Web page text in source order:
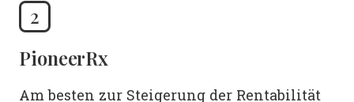
2
PioneerRx
Am besten zur Steigerung der Rentabilität